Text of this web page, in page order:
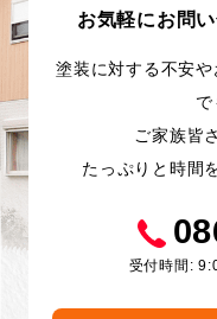
お気軽にお問
塗装に対する不安
で
ご家族皆
たっぷりと時間
受付時間: